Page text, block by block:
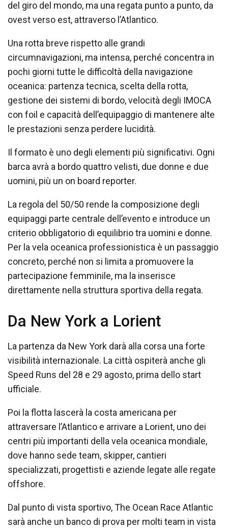
del giro del mondo, ma una regata punto a punto, da
ovest verso est, attraverso l’Atlantico.
Una rotta breve rispetto alle grandi
circumnavigazioni, ma intensa, perché concentra in
pochi giorni tutte le difficoltà della navigazione
oceanica: partenza tecnica, scelta della rotta,
gestione dei sistemi di bordo, velocità degli IMOCA
con foil e capacità dell’equipaggio di mantenere alte
le prestazioni senza perdere lucidità.
Il formato è uno degli elementi più significativi. Ogni
barca avrà a bordo quattro velisti, due donne e due
uomini, più un on board reporter.
La regola del 50/50 rende la composizione degli
equipaggi parte centrale dell’evento e introduce un
criterio obbligatorio di equilibrio tra uomini e donne.
Per la vela oceanica professionistica è un passaggio
concreto, perché non si limita a promuovere la
partecipazione femminile, ma la inserisce
direttamente nella struttura sportiva della regata.
Da New York a Lorient
La partenza da New York darà alla corsa una forte
visibilità internazionale. La città ospiterà anche gli
Speed Runs del 28 e 29 agosto, prima dello start
ufficiale.
Poi la flotta lascerà la costa americana per
attraversare l’Atlantico e arrivare a Lorient, uno dei
centri più importanti della vela oceanica mondiale,
dove hanno sede team, skipper, cantieri
specializzati, progettisti e aziende legate alle regate
offshore.
Dal punto di vista sportivo, The Ocean Race Atlantic
sarà anche un banco di prova per molti team in vista